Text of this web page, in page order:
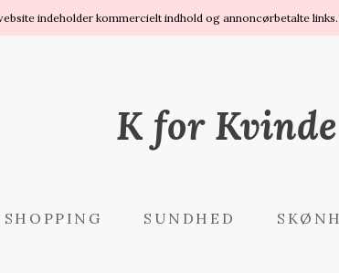
indeholder kommercielt indhold og annoncørbetalte
K for Kvinde
SHOPPING SUNDHED